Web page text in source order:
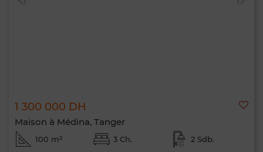
1 300 000 DH
Maison à Médina, Tanger
100 m² 3 Ch. 2 Sdb.